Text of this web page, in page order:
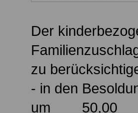
Der
zu
- in den
um 50,00